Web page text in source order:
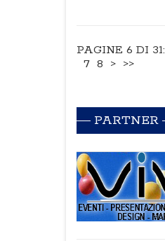
PAGINE 6 DI 31:
7 8 > >>
PARTNER